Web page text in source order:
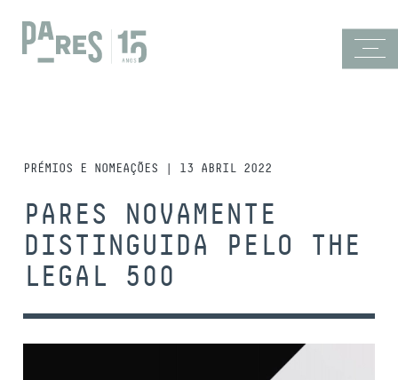
PRÉMIOS E NOMEAÇÕES | 13 ABRIL 2022
PARES NOVAMENTE
DISTINGUIDA PELO THE
LEGAL 500